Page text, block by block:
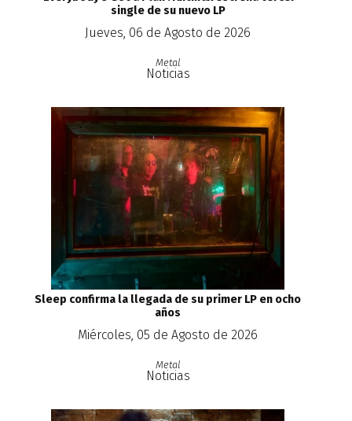
single de su nuevo LP
Jueves, 06 de Agosto de 2026
Metal
Noticias
Sleep confirma la llegada de su primer LP en ocho
años
Miércoles, 05 de Agosto de 2026
Metal
Noticias